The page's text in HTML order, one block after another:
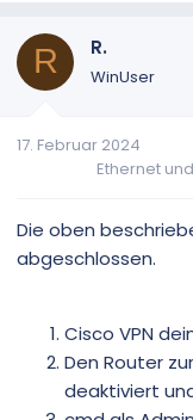
R R.
WinUser
17. Februar 2024
Ethernet
Die oben
abgeschlossen.
Cisco VPN
Den Router
deaktiviert